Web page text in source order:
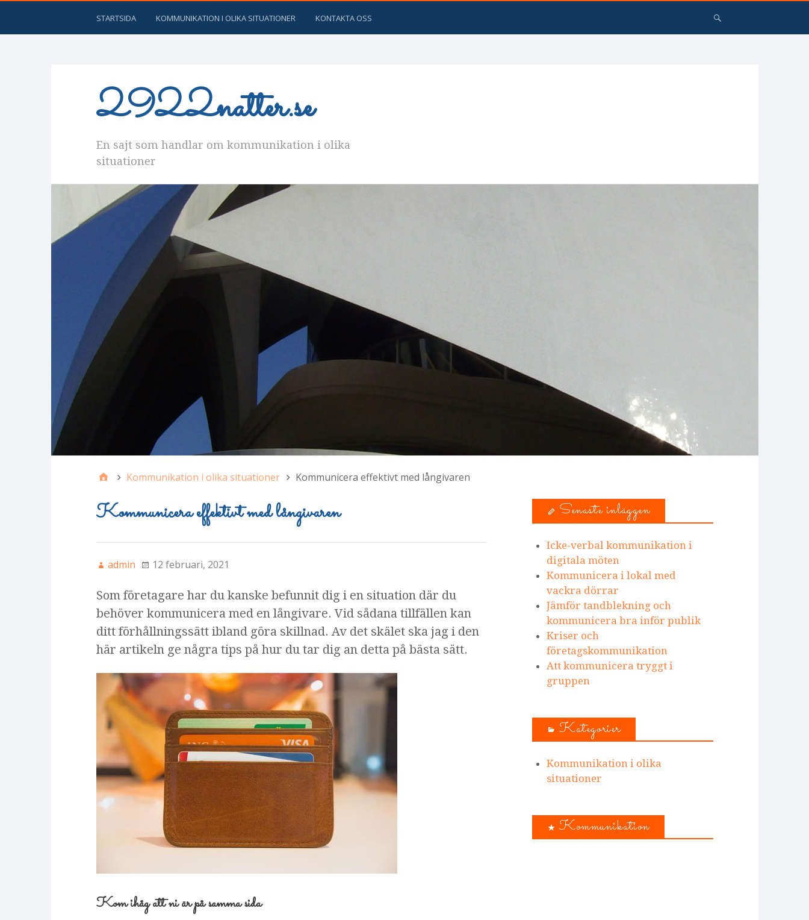
STARTSIDA KOMMUNIKATION I OLIKA SITUATIONER KONTAKTA OSS
2922natter.se
En sajt som handlar om kommunikation i olika
situationer
Kommunikation i olika situationer Kommunicera effektivt med långivaren
Kommunicera effektivt med långivaren
admin 12 februari, 2021
Som företagare har du kanske befunnit dig i en situation där du
behöver kommunicera med en långivare. Vid sådana tillfällen kan
ditt förhållningssätt ibland göra skillnad. Av det skälet ska jag i den
här artikeln ge några tips på hur du tar dig an detta på bästa sätt.
Kom ihåg att ni är på samma sida
Senaste inläggen
Icke-verbal kommunikation i
digitala möten
Kommunicera i lokal med
vackra dörrar
Jämför tandblekning och
kommunicera bra inför publik
Kriser och
företagskommunikation
Att kommunicera tryggt i
gruppen
Kategorier
Kommunikation i olika
situationer
Kommunikation